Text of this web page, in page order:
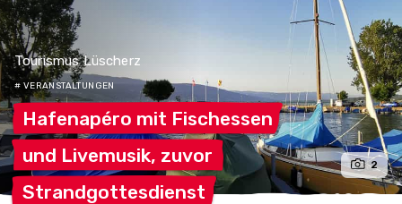
Tourismus Lüscherz
# VERANSTALTUNGEN
Hafenapéro mit Fischessen
und Livemusik, zuvor
Strandgottesdienst
2